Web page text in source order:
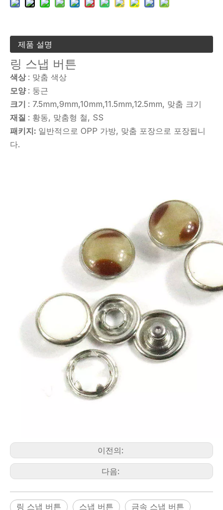
제품 설명
링 스냅 버튼
색상 : 맞춤 색상
모양 : 둥근
크기 : 7.5mm,9mm,10mm,11.5mm,12.5mm, 맞춤 크기
재질 : 황동, 맞춤형 철, SS
패키지: 일반적으로 OPP 가방, 맞춤 포장으로 포장됩니
다.
이전의:
다음:
링 스냅 버튼 스냅 버튼 금속 스냅 버튼